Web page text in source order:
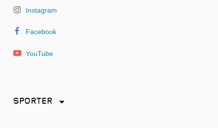
Instagram
Facebook
YouTube
SPORTER